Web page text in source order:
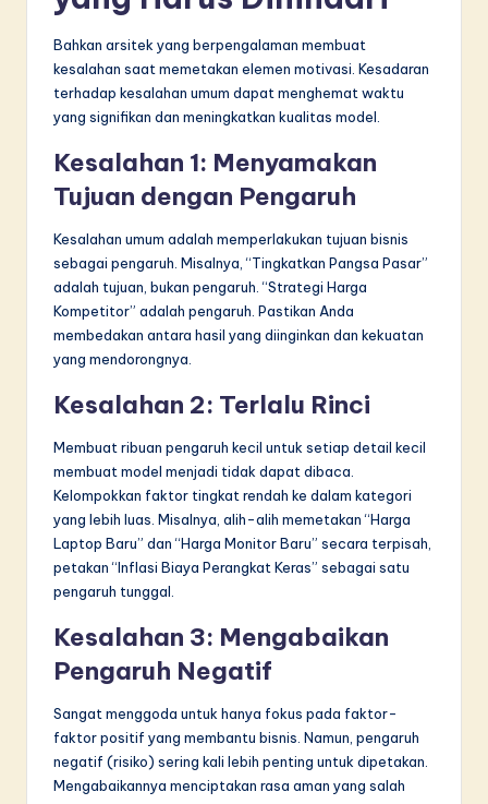
Bahkan arsitek yang berpengalaman membuat
kesalahan saat memetakan elemen motivasi. Kesadaran
terhadap kesalahan umum dapat menghemat waktu
yang signifikan dan meningkatkan kualitas model.
Kesalahan 1: Menyamakan
Tujuan dengan Pengaruh
Kesalahan umum adalah memperlakukan tujuan bisnis
sebagai pengaruh. Misalnya, “Tingkatkan Pangsa Pasar”
adalah tujuan, bukan pengaruh. “Strategi Harga
Kompetitor” adalah pengaruh. Pastikan Anda
membedakan antara hasil yang diinginkan dan kekuatan
yang mendorongnya.
Kesalahan 2: Terlalu Rinci
Membuat ribuan pengaruh kecil untuk setiap detail kecil
membuat model menjadi tidak dapat dibaca.
Kelompokkan faktor tingkat rendah ke dalam kategori
yang lebih luas. Misalnya, alih-alih memetakan “Harga
Laptop Baru” dan “Harga Monitor Baru” secara terpisah,
petakan “Inflasi Biaya Perangkat Keras” sebagai satu
pengaruh tunggal.
Kesalahan 3: Mengabaikan
Pengaruh Negatif
Sangat menggoda untuk hanya fokus pada faktor-
faktor positif yang membantu bisnis. Namun, pengaruh
negatif (risiko) sering kali lebih penting untuk dipetakan.
Mengabaikannya menciptakan rasa aman yang salah